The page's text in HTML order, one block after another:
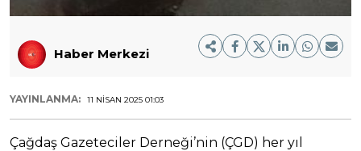
Haber Merkezi
YAYINLANMA: 11 NISAN 2025 01:03
Çağdaş Gazeteciler Derneği’nin (ÇGD) her yıl